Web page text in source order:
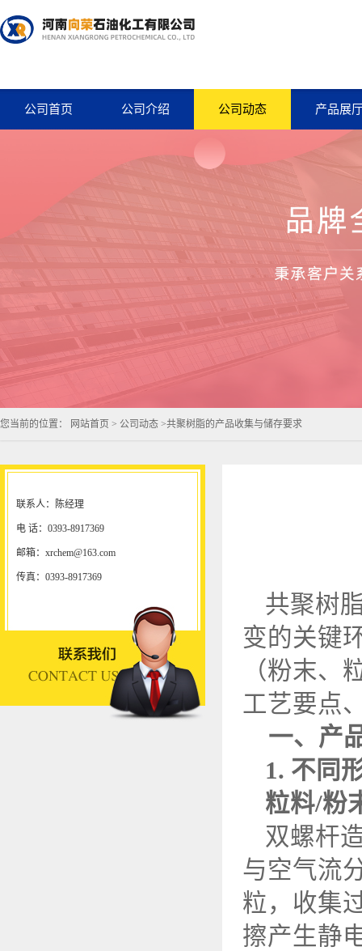
公司首页 公司介绍 公司动态 产品展
您当前的位置： 网站首页 > 公司动态 >共聚树脂的产品收集与储存要求
联系人：陈经理
电 话：0393-8917369
邮箱：xrchem@163.com
传真：0393-8917369
共聚树
变的关键
（粉末、
工艺要点
一、产
1. 不同
粒料/粉
双螺杆
与空气流
粒，收集
擦产生静